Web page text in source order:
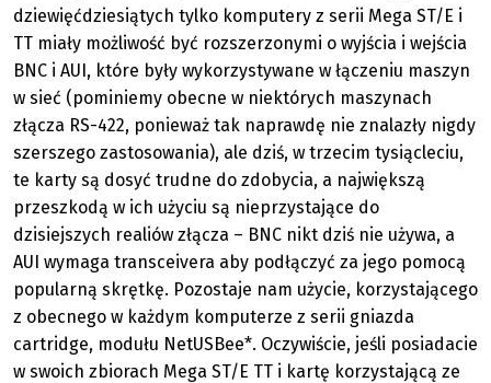
dziewięćdziesiątych tylko komputery z serii Mega ST/E i
TT miały możliwość być rozszerzonymi o wyjścia i wejścia
BNC i AUI, które były wykorzystywane w łączeniu maszyn
w sieć (pominiemy obecne w niektórych maszynach
złącza RS-422, ponieważ tak naprawdę nie znalazły nigdy
szerszego zastosowania), ale dziś, w trzecim tysiącleciu,
te karty są dosyć trudne do zdobycia, a największą
przeszkodą w ich użyciu są nieprzystające do
dzisiejszych realiów złącza – BNC nikt dziś nie używa, a
AUI wymaga transceivera aby podłączyć za jego pomocą
popularną skrętkę. Pozostaje nam użycie, korzystającego
z obecnego w każdym komputerze z serii gniazda
cartridge, modułu NetUSBee*. Oczywiście, jeśli posiadacie
w swoich zbiorach Mega ST/E TT i kartę korzystającą ze